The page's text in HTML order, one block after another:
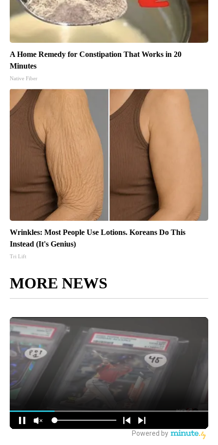
A Home Remedy for Constipation That Works in 20
Minutes
Native Fiber
Wrinkles: Most People Use Lotions. Koreans Do This
Instead (It's Genius)
Tri Lift
MORE NEWS